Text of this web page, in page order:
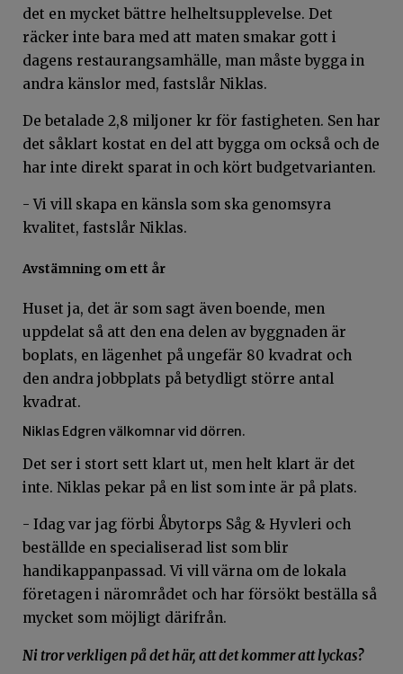
det en mycket bättre helheltsupplevelse. Det
räcker inte bara med att maten smakar gott i
dagens restaurangsamhälle, man måste bygga in
andra känslor med, fastslår Niklas.
De betalade 2,8 miljoner kr för fastigheten. Sen har
det såklart kostat en del att bygga om också och de
har inte direkt sparat in och kört budgetvarianten.
- Vi vill skapa en känsla som ska genomsyra
kvalitet, fastslår Niklas.
Avstämning om ett år
Huset ja, det är som sagt även boende, men
uppdelat så att den ena delen av byggnaden är
boplats, en lägenhet på ungefär 80 kvadrat och
den andra jobbplats på betydligt större antal
kvadrat.
Niklas Edgren välkomnar vid dörren.
Det ser i stort sett klart ut, men helt klart är det
inte. Niklas pekar på en list som inte är på plats.
- Idag var jag förbi Åbytorps Såg & Hyvleri och
beställde en specialiserad list som blir
handikappanpassad. Vi vill värna om de lokala
företagen i närområdet och har försökt beställa så
mycket som möjligt därifrån.
Ni tror verkligen på det här, att det kommer att lyckas?